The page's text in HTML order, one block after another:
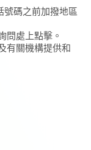
號碼之前加撥地區
問處上點擊。
有關機構提供和